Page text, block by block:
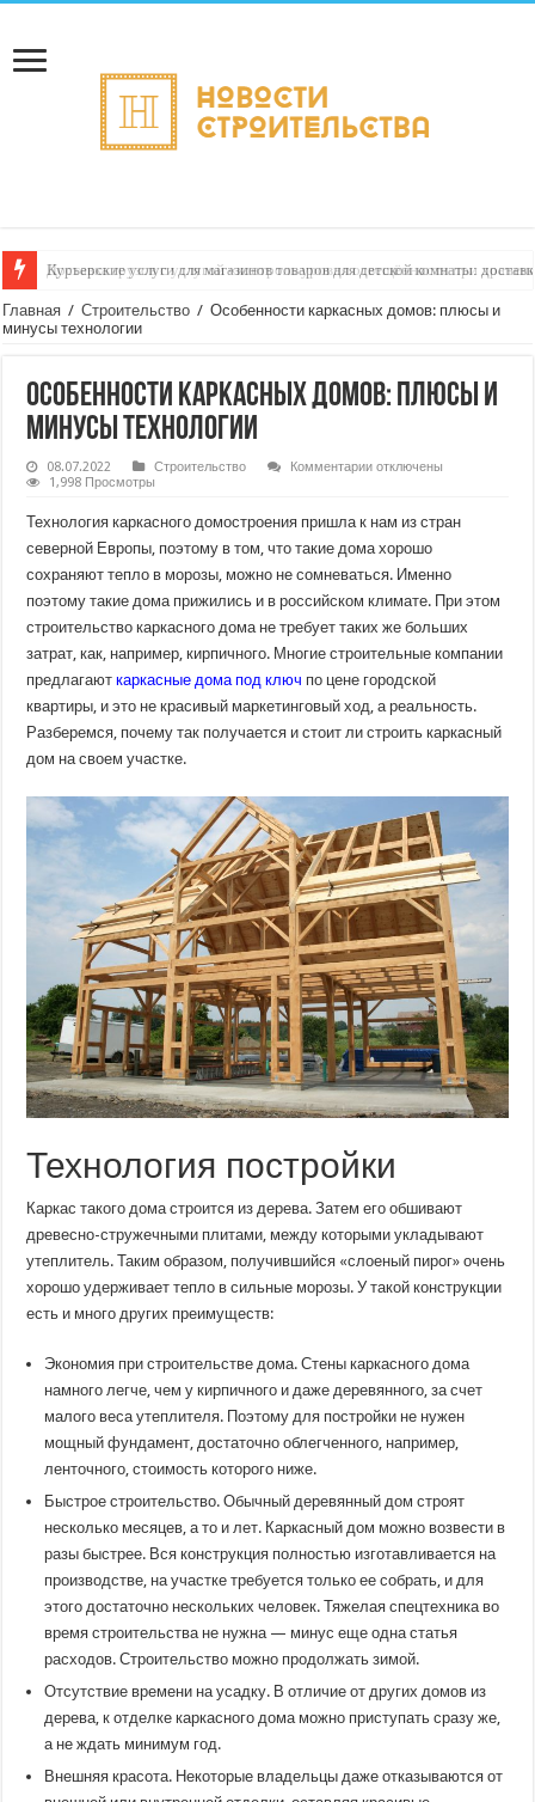
Курьерские услуги для магазинов товаров для детской комнаты:
Главная / Строительство / Особенности каркасных домов: плюсы и
минусы технологии
Особенности каркасных домов: плюсы и
минусы технологии
08.07.2022 Строительство Комментариик
домов:
плюсы
и
минусы
отключены
1,998 Просмотры
Технология каркасного домостроения пришла к нам из стран
северной Европы, поэтому в том, что такие дома хорошо
сохраняют тепло в морозы, можно не сомневаться. Именно
поэтому такие дома прижились и в российском климате. При этом
строительство каркасного дома не требует таких же больших
затрат, как, например, кирпичного. Многие строительные компании
предлагаюткаркасные дома под ключ по цене городской
квартиры, и это не красивый маркетинговый ход, а реальность.
Разберемся, почему так получается и стоит ли строить каркасный
дом на своем участке.
Технология постройки
Каркас такого дома строится из дерева. Затем его обшивают
древесно-стружечными плитами, между которыми укладывают
утеплитель. Таким образом, получившийся «слоеный пирог» очень
хорошо удерживает тепло в сильные морозы. У такой конструкции
есть и много других преимуществ:
Экономия при строительстве дома. Стены каркасного дома
намного легче, чем у кирпичного и даже деревянного, за счет
малого веса утеплителя. Поэтому для постройки не нужен
мощный фундамент, достаточно облегченного, например,
ленточного, стоимость которого ниже.
Быстрое строительство. Обычный деревянный дом строят
несколько месяцев, а то и лет. Каркасный дом можно возвести в
разы быстрее. Вся конструкция полностью изготавливается на
производстве, на участке требуется только ее собрать, и для
этого достаточно нескольких человек. Тяжелая спецтехника во
время строительства не нужна — минус еще одна статья
расходов. Строительство можно продолжать зимой.
Отсутствие времени на усадку. В отличие от других домов из
дерева, к отделке каркасного дома можно приступать сразу же,
а не ждать минимум год.
Внешняя красота. Некоторые владельцы даже отказываются от